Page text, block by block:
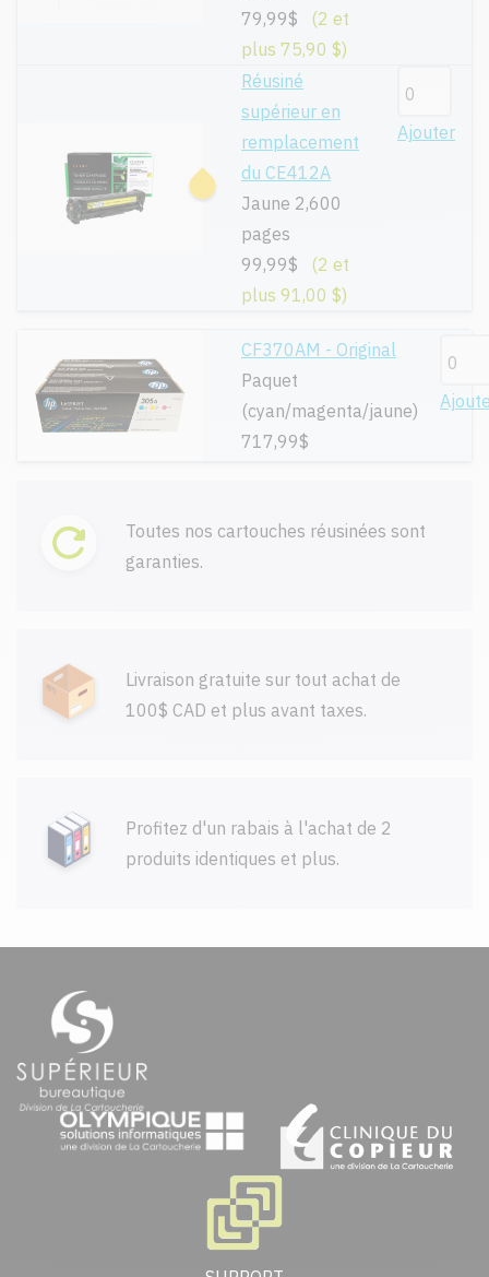
79,99$
(2 et
plus 75,90 $)
Réusiné
supérieur en
remplacement
du CE412A
Jaune 2,600
pages
99,99$
(2 et
plus 91,00 $)
Ajouter
CF370AM - Original
Paquet
(cyan/magenta/jaune)
717,99$
Toutes nos cartouches réusinées sont
garanties.
Livraison gratuite sur tout achat de
100$ CAD et plus avant taxes.
Profitez d'un rabais à l'achat de 2
produits identiques et plus.